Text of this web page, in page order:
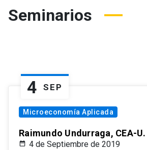
Seminarios
4 SEP
Microeconomía Aplicada
Raimundo Undurraga, CEA-
4 de Septiembre de 2019